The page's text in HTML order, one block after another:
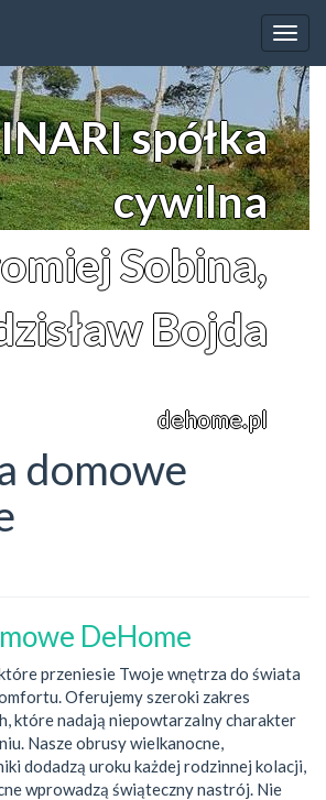
INARI spółka
cywilna
Sobina,
Bojda
dehome.pl
domowe
DeHome
przeniesie Twoje wnętrza do świata
Oferujemy szeroki zakres
które nadają niepowtarzalny charakter
Nasze obrusy wielkanocne,
dodadzą uroku każdej rodzinnej kolacji,
wprowadzą świąteczny nastrój. Nie